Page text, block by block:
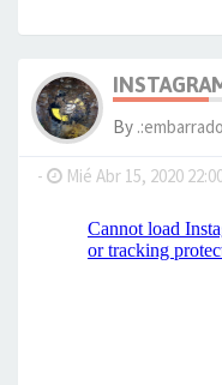
By
- Mié Abr 15, 2020